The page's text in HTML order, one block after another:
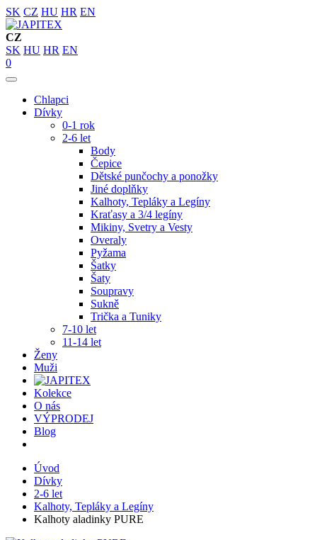
SK CZ HU HR EN
CZ
SK HU HR EN
0
Chlapci
Dívky
0-1 rok
2-6 let
Body
Čepice
Dětské punčochy a ponožky
Jiné doplňky
Kalhoty, Tepláky a Legíny
Kraťasy a 3/4 legíny
Mikiny, Svetry a Vesty
Overaly
Pyžama
Šatky
Šaty
Soupravy
Sukně
Trička a Tuniky
7-10 let
11-14 let
Ženy
Muži
Kolekce
O nás
VÝPRODEJ
Blog
Úvod
Dívky
2-6 let
Kalhoty, Tepláky a Legíny
Kalhoty aladinky PURE